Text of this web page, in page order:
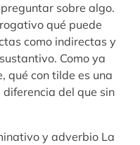
sobre algo.
qué puede
como indirectas y
Como ya
qué con tilde es una
del que sin
y adverbio La